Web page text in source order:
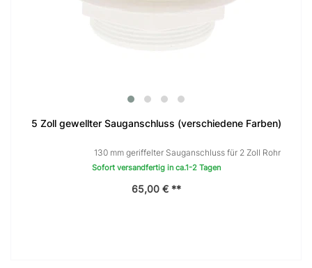
5 Zoll gewellter Sauganschluss (verschiedene Farben)
130 mm geriffelter Sauganschluss für 2 Zoll Rohr
Sofort versandfertig in ca.1-2 Tagen
65,00 € **